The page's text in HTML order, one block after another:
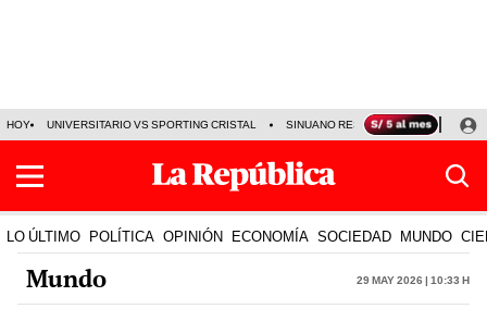
HOY UNIVERSITARIO VS SPORTING CRISTAL SINUANO RESULTADOS HOY
LO ÚLTIMO POLÍTICA OPINIÓN ECONOMÍA SOCIEDAD MUNDO
Mundo 29 May 2026 | 10:33 h